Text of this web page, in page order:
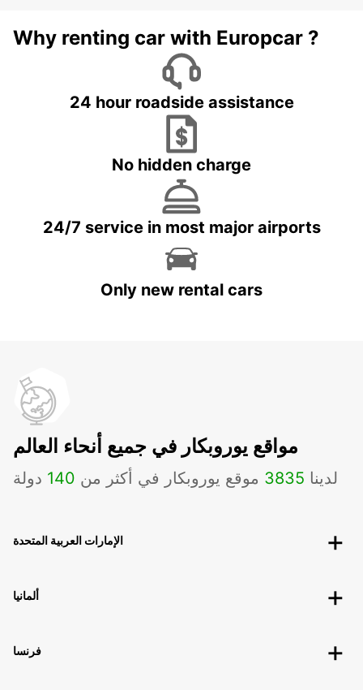
Why renting car with Europcar ?
24 hour roadside assistance
No hidden charge
24/7 service in most major airports
Only new rental cars
مواقع يوروبكار في جميع أنحاء العالم
لدينا 3835 موقع يوروبكار في أكثر من 140 دولة
الإمارات العربية المتحدة
ألمانيا
فرنسا